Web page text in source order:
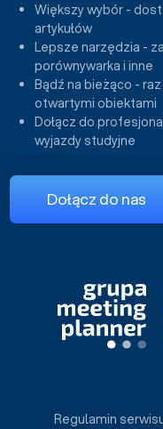
Większy wybór -
artykułów
Lepsze narzędzia -
porównywarka i inne
Bądź na bieżąco -
otwartymi obiektami
Dołącz do
wyjazdy studyjne
Dołącz do nas
Regulamin